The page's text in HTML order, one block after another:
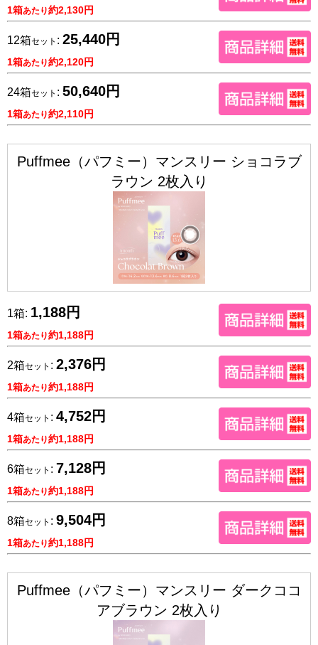
1箱あたり約2,130円
12箱セット : 25,440円
1箱あたり約2,120円
24箱セット : 50,640円
1箱あたり約2,110円
Puffmee（パフミー）マンスリー ショコラブ
ラウン 2枚入り
1箱: 1,188円
1箱あたり約1,188円
2箱セット : 2,376円
1箱あたり約1,188円
4箱セット : 4,752円
1箱あたり約1,188円
6箱セット : 7,128円
1箱あたり約1,188円
8箱セット : 9,504円
1箱あたり約1,188円
Puffmee（パフミー）マンスリー ダークココ
アブラウン 2枚入り